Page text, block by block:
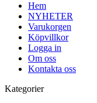
Hem
NYHETER
Varukorgen
Köpvillkor
Logga in
Om oss
Kontakta oss
Kategorier